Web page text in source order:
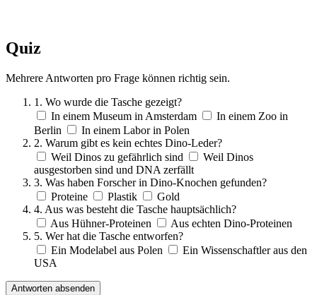
Quiz
Mehrere Antworten pro Frage können richtig sein.
1. Wo wurde die Tasche gezeigt?
In einem Museum in Amsterdam
In einem Zoo in
Berlin
In einem Labor in Polen
2. Warum gibt es kein echtes Dino-Leder?
Weil Dinos zu gefährlich sind
Weil Dinos
ausgestorben sind und DNA zerfällt
3. Was haben Forscher in Dino-Knochen gefunden?
Proteine
Plastik
Gold
4. Aus was besteht die Tasche hauptsächlich?
Aus Hühner-Proteinen
Aus echten Dino-Proteinen
5. Wer hat die Tasche entworfen?
Ein Modelabel aus Polen
Ein Wissenschaftler aus den
USA
Antworten absenden